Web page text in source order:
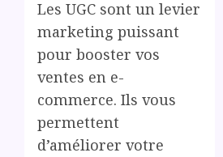
Les UGC sont un levier
marketing puissant
pour booster vos
ventes en e-
commerce. Ils vous
permettent
d’améliorer votre